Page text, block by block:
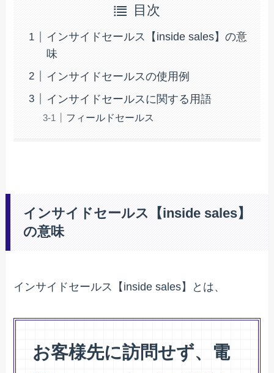
目次
インサイドセールス【inside sales】の意
味
インサイドセールスの使用例
インサイドセールスに関する用語
フィールドセールス
インサイドセールス【inside sales】
の意味
インサイドセールス【inside sales】とは、
お客様先に訪問せず、電